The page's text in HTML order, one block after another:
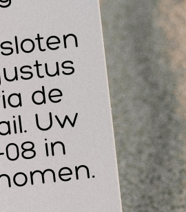
GRATIS
14 dagen
30 jaar
dé
bijvoorbeeld
De handtrainer ligt extra lekker
Het materiaal is makkelijk